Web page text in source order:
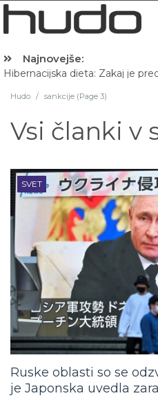
Najnovejše:
Hibernacijska dieta: Zakaj je
Hudo / sankcije (Page 3)
Vsi članki v
SVET
Ruske oblasti so se
je Japonska uvedla